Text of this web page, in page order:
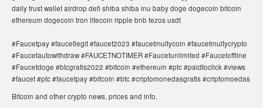
daily trust wallet airdrop defi shiba shiba inu baby doge dogecoin bitcoin
ethereum dogecoin tron litecoin ripple bnb tezos usdt
#Faucetpay #faucetlegit #faucet2023 #faucetmultycoin #faucetmultycrypto
#Faucetautowithdraw #FAUCETNOTIMER #Faucetunlimited #Faucetoffline
#Faucetdoge #btcgratis2022 #bitcoin #ethereum #ptc #paidtoclick #views
#faucet #ptc #faucetpay #bitcoin #btc #criptomonedasgratis #criptomoedas
Bitcoin and other crypto news, prices and info.